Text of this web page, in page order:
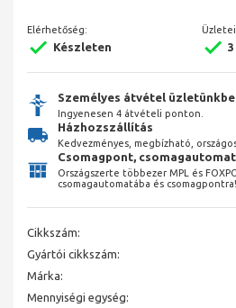
Elérhetőség:
Készleten
Személyes átvétel
Ingyenesen 4 átvételi ponton.
Házhozszállítás
Kedvezményes, megbízható,
Csomagpont,
Országszerte többezer MPL és
csomagautomatába és csomagpontra!
Cikkszám:
Gyártói cikkszám:
Márka:
Mennyiségi egység: